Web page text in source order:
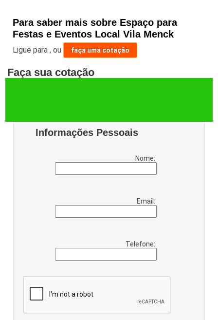
Para saber mais sobre Espaço para
Festas e Eventos Local Vila Menck
Ligue para,ou faça uma cotação
Faça sua cotação
Informações Pessoais
Nome:
Email:
Telefone: